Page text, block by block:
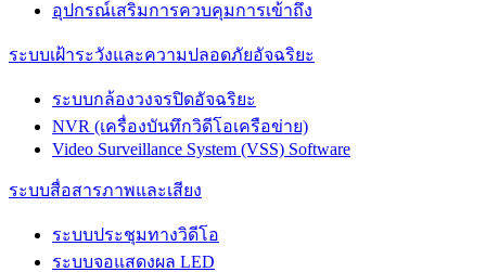
อุปกรณ์เสริมการควบคุมการเข้าถึง
ระบบเฝ้าระวังและความปลอดภัยอัจฉริยะ
ระบบกล้องวงจรปิดอัจฉริยะ
NVR (เครื่องบันทึกวิดีโอเครือข่าย)
Video Surveillance System (VSS) Software
ระบบสื่อสารภาพและเสียง
ระบบประชุมทางวิดีโอ
ระบบจอแสดงผล LED